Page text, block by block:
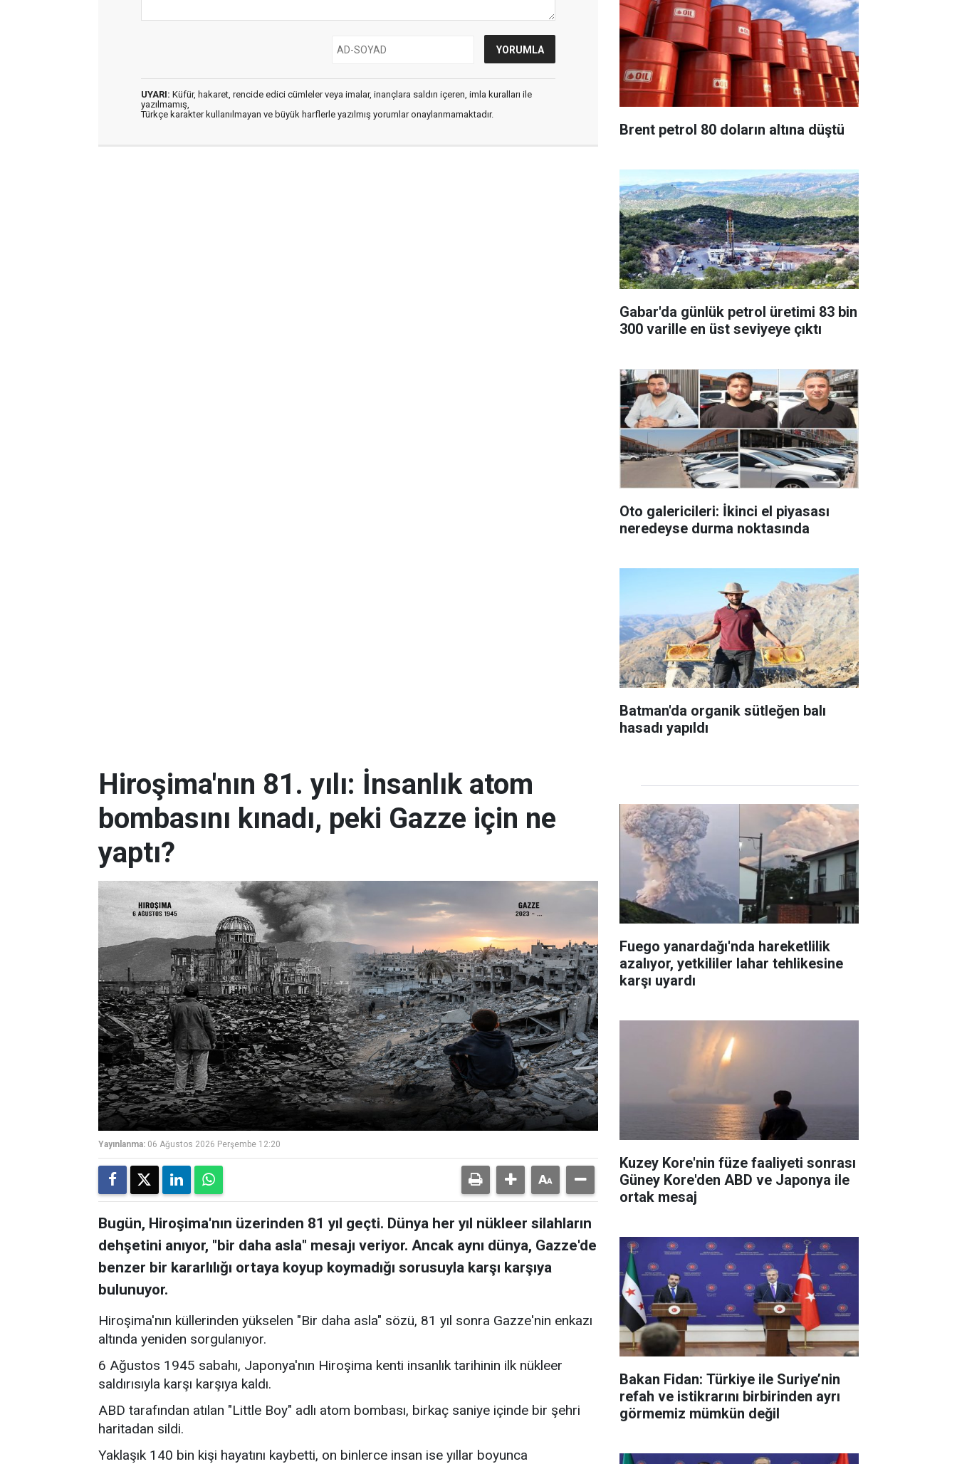
UYARI: Küfür, hakaret, rencide edici cümleler veya imalar, inançlara saldırı içeren, imla kuralları ile
yazılmamış,
Türkçe karakter kullanılmayan ve büyük harflerle yazılmış yorumlar onaylanmamaktadır.
Brent petrol 80 doların altına düştü
Gabar'da günlük petrol üretimi 83 bin
300 varille en üst seviyeye çıktı
Oto galericileri: İkinci el piyasası
neredeyse durma noktasında
Batman'da organik sütleğen balı
hasadı yapıldı
Hiroşima'nın 81. yılı: İnsanlık atom
bombasını kınadı, peki Gazze için ne
yaptı?
Yayınlanma: 06 Ağustos 2026 Perşembe 12:20
Bugün, Hiroşima'nın üzerinden 81 yıl geçti. Dünya her yıl nükleer silahların
dehşetini anıyor, "bir daha asla" mesajı veriyor. Ancak aynı dünya, Gazze'de
benzer bir kararlılığı ortaya koyup koymadığı sorusuyla karşı karşıya
bulunuyor.
Hiroşima'nın küllerinden yükselen "Bir daha asla" sözü, 81 yıl sonra Gazze'nin enkazı
altında yeniden sorgulanıyor.
6 Ağustos 1945 sabahı, Japonya'nın Hiroşima kenti insanlık tarihinin ilk nükleer
saldırısıyla karşı karşıya kaldı.
ABD tarafından atılan "Little Boy" adlı atom bombası, birkaç saniye içinde bir şehri
haritadan sildi.
Yaklaşık 140 bin kişi hayatını kaybetti, on binlerce insan ise yıllar boyunca
Fuego yanardağı'nda hareketlilik
azalıyor, yetkililer lahar tehlikesine
karşı uyardı
Kuzey Kore'nin füze faaliyeti sonrası
Güney Kore'den ABD ve Japonya ile
ortak mesaj
Bakan Fidan: Türkiye ile Suriye’nin
refah ve istikrarını birbirinden ayrı
görmemiz mümkün değil